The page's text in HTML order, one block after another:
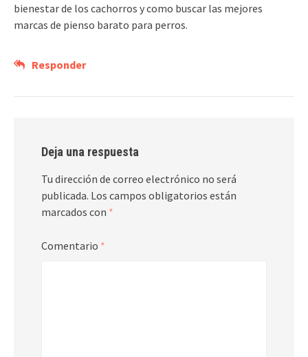
bienestar de los cachorros y como buscar las mejores
marcas de pienso barato para perros.
Responder
Deja una respuesta
Tu dirección de correo electrónico no será
publicada. Los campos obligatorios están
marcados con *
Comentario *